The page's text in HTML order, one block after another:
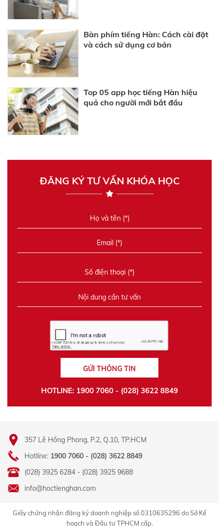
Bàn phím tiếng Hàn: Cách cài đặt
và cách sử dụng cơ bản
Top 05 app học tiếng Hàn hiệu
quả cho người mới bắt đầu
ĐĂNG KÝ TƯ VẤN KHÓA HỌC
GỬI THÔNG TIN
HOTLINE: 1900 7060 - (028) 3622 8849
357 Lê Hồng Phong, P.2, Q.10, TP.HCM
Hotline: 1900 7060 - (028) 3622 8849
(028) 3925 6284 - (028) 3925 9688
info@hoctienghan.com
Giấy chứng nhận đăng ký doanh nghiệp số 0310635296 do Sở Kế
hoạch và Đầu tư TPHCM cấp.